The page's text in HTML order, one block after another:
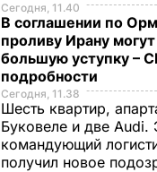
Сегодня, 11.40
В соглашении по
проливу Ирану
большую уступку –
подробности
Сегодня, 11.38
Шесть квартир,
Буковеле и две Audi.
командующий
получил новое